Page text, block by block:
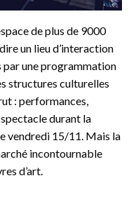
de plus de 9000
un lieu d’interaction
une programmation
structures culturelles
: performances,
durant la
vendredi 15/11. Mais la
incontournable
d’art.